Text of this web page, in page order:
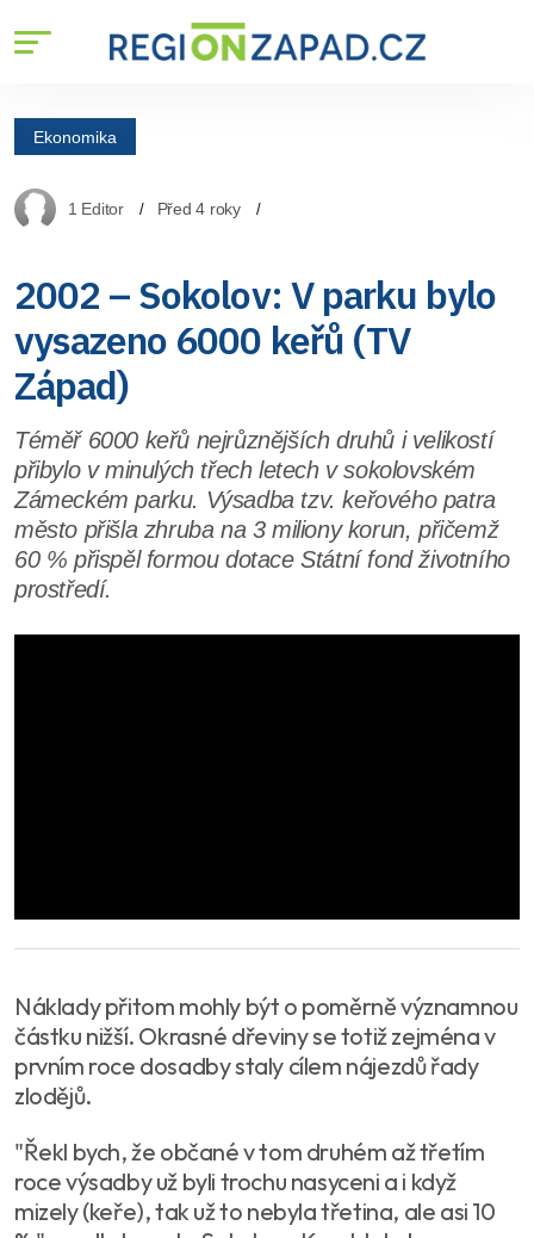
Ekonomika
1 Editor Před 4 roky
2002 – Sokolov: V parku bylo
vysazeno 6000 keřů (TV
Západ)
Téměř 6000 keřů nejrůznějších druhů i velikostí
přibylo v minulých třech letech v sokolovském
Zámeckém parku. Výsadba tzv. keřového patra
město přišla zhruba na 3 miliony korun, přičemž
60 % přispěl formou dotace Státní fond životního
prostředí.
Náklady přitom mohly být o poměrně významnou
částku nižší. Okrasné dřeviny se totiž zejména v
prvním roce dosadby staly cílem nájezdů řady
zlodějů.
"Řekl bych, že občané v tom druhém až třetím
roce výsadby už byli trochu nasyceni a i když
mizely (keře), tak už to nebyla třetina, ale asi 10